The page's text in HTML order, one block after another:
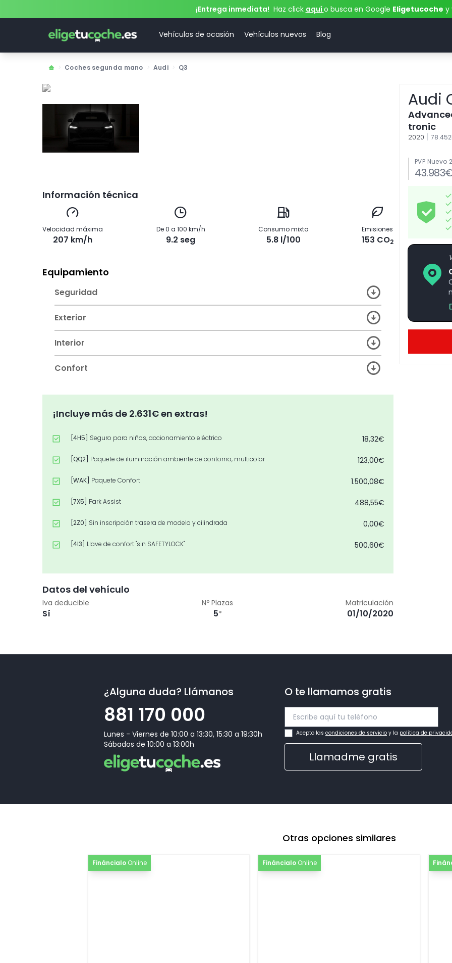
¡Entrega inmediata! Haz click aquío busca en Google Eligetucoche y
Vehículos de ocasión Vehículos nuevos Blog
Coches segunda mano Audi Q3
Información técnica
Velocidad máxima
207 km/h
De 0 a 100 km/h
9.2 seg
Consumo mixto
5.8 l/100
Emisiones
153 CO2
Equipamiento
Seguridad
Exterior
Interior
Confort
¡Incluye más de 2.631€ en extras!
[4H5] Seguro para niños, accionamiento eléctrico 18,32€
[QQ2] Paquete de iluminación ambiente de contorno, multicolor 123,00€
[WAK] Paquete Confort 1.500,08€
[7X5] Park Assist 488,55€
[2Z0] Sin inscripción trasera de modelo y cilindrada 0,00€
[4I3] Llave de confort "sin SAFETYLOCK" 500,60€
Datos del vehículo
Iva deducible
Sí
Nº Plazas
5*
Matriculación
01/10/2020
Audi
tronic
2020 |
PVP Nuevo
¿Alguna duda? Llámanos
881 170 000
Lunes - Viernes de 10:00 a 13:30, 15:30 a 19:30h
Sábados de 10:00 a 13:00h
O te llamamos gratis
Acepto las condiciones de servicio y la política de
Llamadme gratis
Otras opciones similares
Fináncialo Online Fináncialo Online